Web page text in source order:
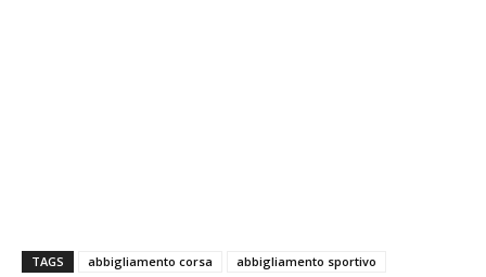
TAGS abbigliamento corsa
abbigliamento sportivo